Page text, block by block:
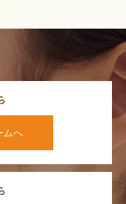
ムへ